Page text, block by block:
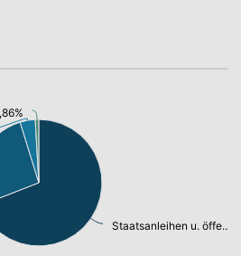
Staatsanleihen u. öffentl.Anleihen: 66,38%